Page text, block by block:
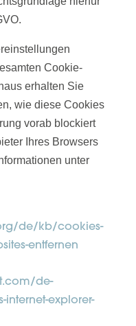
Cookie-
erhalten Sie
wie diese Cookies
vorab blockiert
Ihres Browsers
unter
de/kb/cookies-
entfernen
de-
explorer-